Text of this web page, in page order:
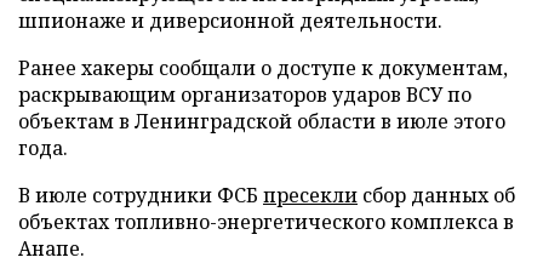
шпионаже и диверсионной деятельности.
Ранее хакеры сообщали о доступе к документам,
раскрывающим организаторов ударов ВСУ по
объектам в Ленинградской области в июле этого
года.
В июле сотрудники ФСБ пресекли сбор данных об
объектах топливно-энергетического комплекса в
Анапе.